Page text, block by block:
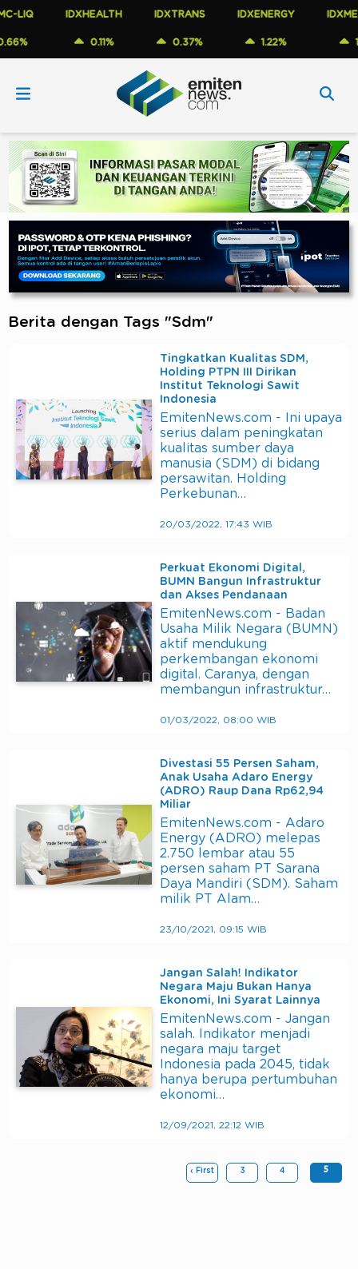
IDXHEALTH
0.11%
IDXTRANS
0.37%
IDXENERGY
1.22%
Berita dengan Tags "Sdm"
Tingkatkan Kualitas SDM,
Holding PTPN III Dirikan
Institut Teknologi Sawit
Indonesia
EmitenNews.com - Ini upaya
serius dalam peningkatan
kualitas sumber daya
manusia (SDM) di bidang
persawitan. Holding
Perkebunan…
20/03/2022, 17:43 WIB
Perkuat Ekonomi Digital,
BUMN Bangun Infrastruktur
dan Akses Pendanaan
EmitenNews.com - Badan
Usaha Milik Negara (BUMN)
aktif mendukung
perkembangan ekonomi
digital. Caranya, dengan
membangun infrastruktur…
01/03/2022, 08:00 WIB
Divestasi 55 Persen Saham,
Anak Usaha Adaro Energy
(ADRO) Raup Dana Rp62,94
Miliar
EmitenNews.com - Adaro
Energy (ADRO) melepas
2.750 lembar atau 55
persen saham PT Sarana
Daya Mandiri (SDM). Saham
milik PT Alam…
23/10/2021, 09:15 WIB
Jangan Salah! Indikator
Negara Maju Bukan Hanya
Ekonomi, Ini Syarat Lainnya
EmitenNews.com - Jangan
salah. Indikator menjadi
negara maju target
Indonesia pada 2045, tidak
hanya berupa pertumbuhan
ekonomi…
12/09/2021, 22:12 WIB
‹ First 3 4 5